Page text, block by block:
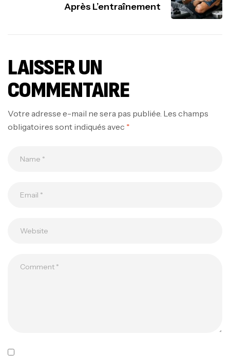
Après L’entraînement
LAISSER UN
COMMENTAIRE
Votre adresse e-mail ne sera pas publiée. Les champs
obligatoires sont indiqués avec *